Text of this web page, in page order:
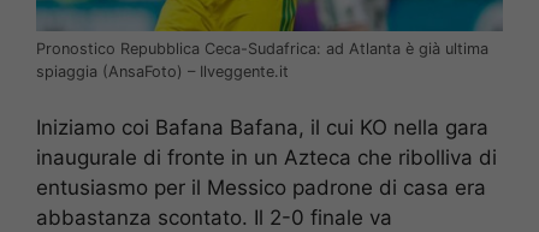
Pronostico Repubblica Ceca-Sudafrica: ad Atlanta è già ultima
spiaggia (AnsaFoto) – Ilveggente.it
Iniziamo coi Bafana Bafana, il cui KO nella gara
inaugurale di fronte in un Azteca che ribolliva di
entusiasmo per il Messico padrone di casa era
abbastanza scontato. Il 2-0 finale va